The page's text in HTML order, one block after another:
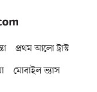
প্রথম আলো ট্রাস্ট
মোবাইল ভ্যাস